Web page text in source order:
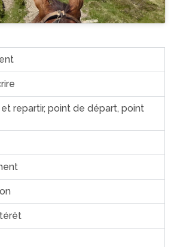
et repartir, point de départ, point